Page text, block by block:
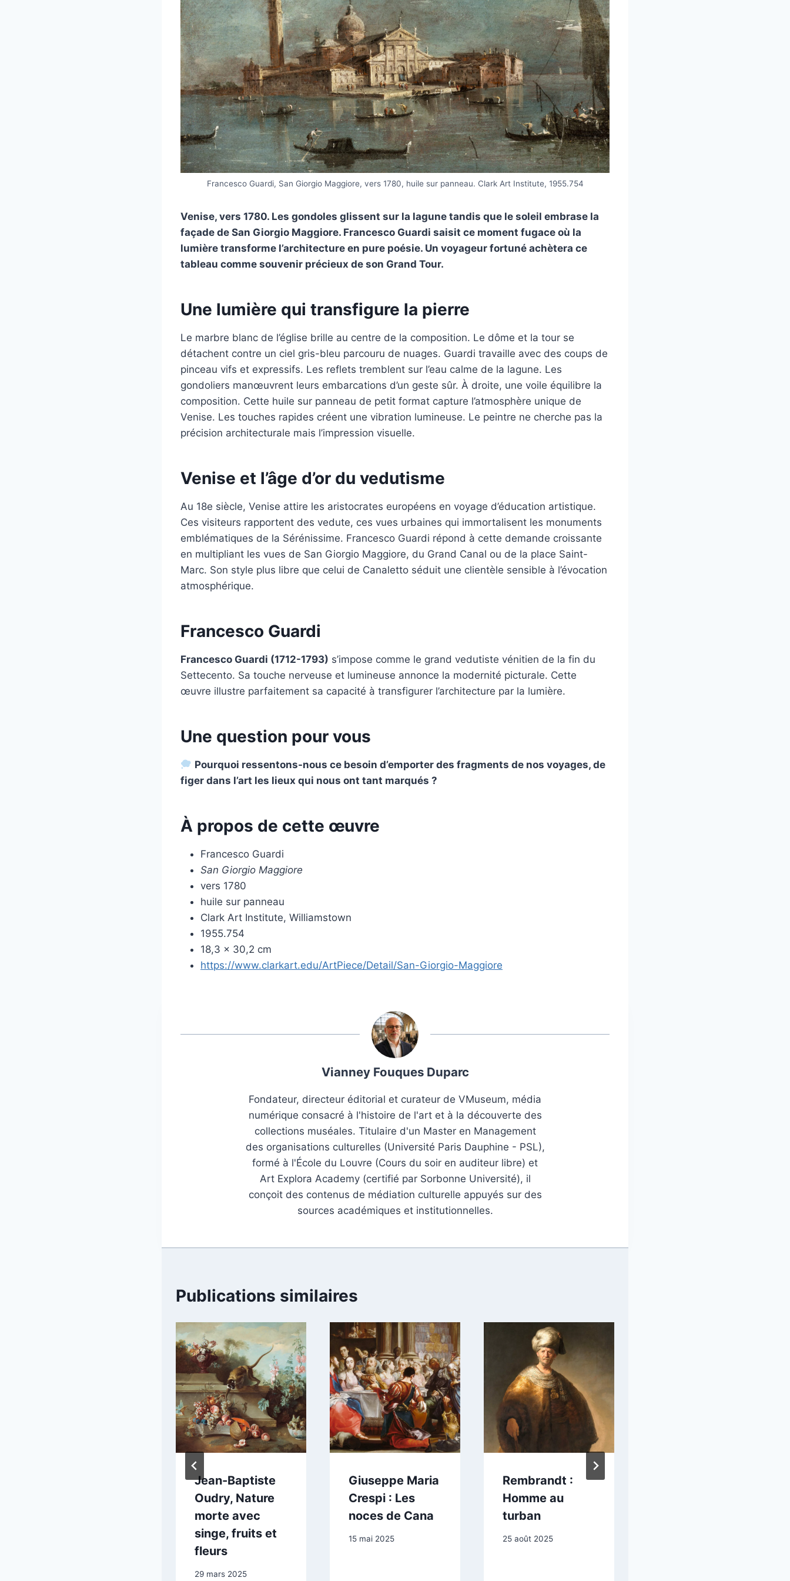
Francesco Guardi, San Giorgio Maggiore, vers 1780, huile sur panneau. Clark Art Institute, 1955.754
Venise, vers 1780. Les gondoles glissent sur la lagune tandis que le soleil embrase la
façade de San Giorgio Maggiore. Francesco Guardi saisit ce moment fugace où la
lumière transforme l’architecture en pure poésie. Un voyageur fortuné achètera ce
tableau comme souvenir précieux de son Grand Tour.
Une lumière qui transfigure la pierre
Le marbre blanc de l’église brille au centre de la composition. Le dôme et la tour se
détachent contre un ciel gris-bleu parcouru de nuages. Guardi travaille avec des coups de
pinceau vifs et expressifs. Les reflets tremblent sur l’eau calme de la lagune. Les
gondoliers manœuvrent leurs embarcations d’un geste sûr. À droite, une voile équilibre la
composition. Cette huile sur panneau de petit format capture l’atmosphère unique de
Venise. Les touches rapides créent une vibration lumineuse. Le peintre ne cherche pas la
précision architecturale mais l’impression visuelle.
Venise et l’âge d’or du vedutisme
Au 18e siècle, Venise attire les aristocrates européens en voyage d’éducation artistique.
Ces visiteurs rapportent des vedute, ces vues urbaines qui immortalisent les monuments
emblématiques de la Sérénissime. Francesco Guardi répond à cette demande croissante
en multipliant les vues de San Giorgio Maggiore, du Grand Canal ou de la place Saint-
Marc. Son style plus libre que celui de Canaletto séduit une clientèle sensible à l’évocation
atmosphérique.
Francesco Guardi
Francesco Guardi (1712-1793) s’impose comme le grand vedutiste vénitien de la fin du
Settecento. Sa touche nerveuse et lumineuse annonce la modernité picturale. Cette
œuvre illustre parfaitement sa capacité à transfigurer l’architecture par la lumière.
Une question pour vous
Pourquoi ressentons-nous ce besoin d’emporter des fragments de nos voyages, de
figer dans l’art les lieux qui nous ont tant marqués ?
À propos de cette œuvre
Francesco Guardi
San Giorgio Maggiore
vers 1780
huile sur panneau
Clark Art Institute, Williamstown
1955.754
18,3 × 30,2 cm
https://www.clarkart.edu/ArtPiece/Detail/San-Giorgio-Maggiore
Vianney Fouques Duparc
Fondateur, directeur éditorial et curateur de VMuseum, média
numérique consacré à l'histoire de l'art et à la découverte des
collections muséales. Titulaire d'un Master en Management
des organisations culturelles (Université Paris Dauphine - PSL),
formé à l'École du Louvre (Cours du soir en auditeur libre) et
Art Explora Academy (certifié par Sorbonne Université), il
conçoit des contenus de médiation culturelle appuyés sur des
sources académiques et institutionnelles.
Publications similaires
Jean-Baptiste
Oudry, Nature
morte avec
singe, fruits et
fleurs
29 mars 2025
Giuseppe Maria
Crespi : Les
noces de Cana
15 mai 2025
Rembrandt :
Homme au
turban
25 août 2025